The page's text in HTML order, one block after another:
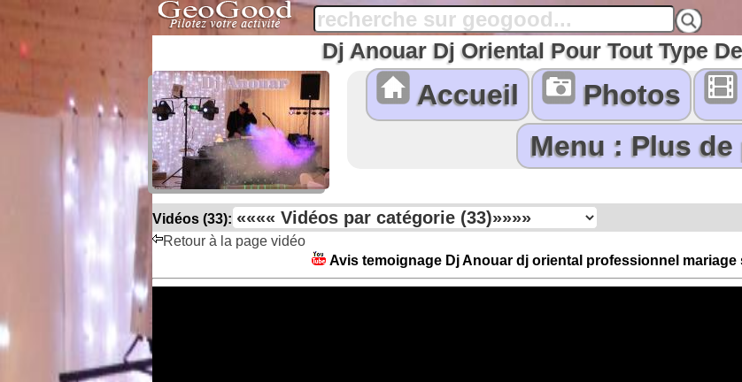
Dj Anouar Dj Oriental Pour Tout Type
Accueil Photos
Vidéos (33):
Retour à la page vidéo
Avis temoignage Dj Anouar dj oriental professionnel mariage